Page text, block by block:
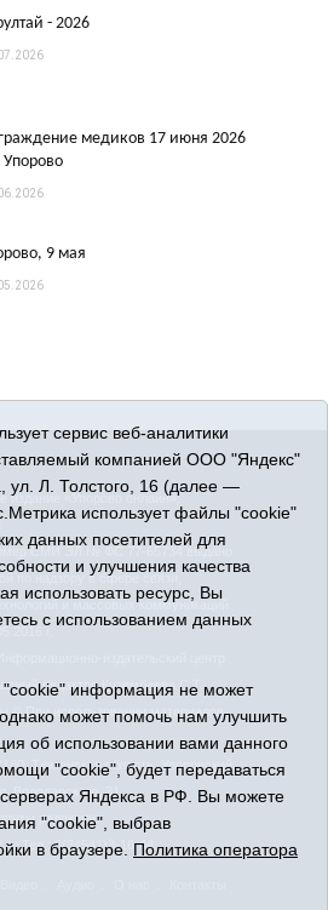
- 2026
медиков 17 июня 2026
Упорово
9 мая
издание «Упорово онлайн».
СМИ ЭЛ № ФС 77-65734 выдано
по надзору в сфере связи,
и массовых коммуникаций
редактор Кузембаева С.Т.
© При использовании материалов
Тюменская область, Упоровский
Володарского, 31
редакции:
Тел.: 8(34541)3-16-44
сервис веб-аналитики
компанией ООО "Яндекс"
ул. Л. Толстого, 16 (далее —
использует файлы "cookie"
данных посетителей для
и улучшения качества
использовать ресурс, Вы
с использованием данных
информация не может
может помочь нам улучшить
об использовании вами данного
"cookie", будет передаваться
Яндекса в РФ. Вы можете
"cookie", выбрав
в браузере. Политика оператора